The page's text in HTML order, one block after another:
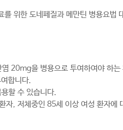
위한 도네페질과 메만틴 병용요법
20mg을 병용으로 투여하여야 하
합니다.
할 수 있습니다.
자, 저체중인 85세 이상 여성 환자에